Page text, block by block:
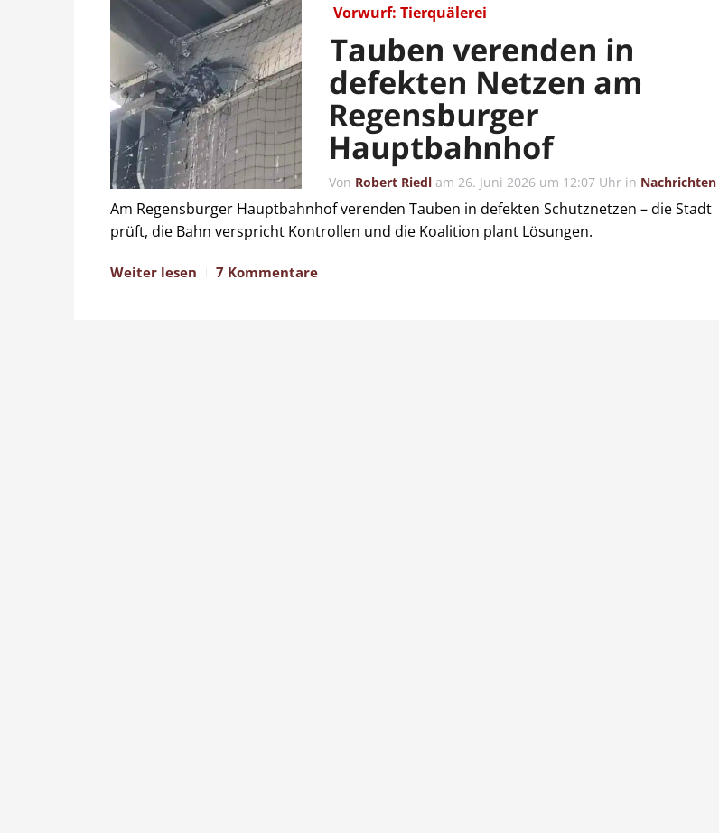
Vorwurf: Tierquälerei
Tauben verenden in
defekten Netzen am
Regensburger
Hauptbahnhof
Von Robert Riedl am26. Juni 2026 um 12:07 Uhr in Nachrichten
Am Regensburger Hauptbahnhof verenden Tauben in defekten Schutznetzen – die Stadt
prüft, die Bahn verspricht Kontrollen und die Koalition plant Lösungen.
Weiter lesen 7 Kommentare